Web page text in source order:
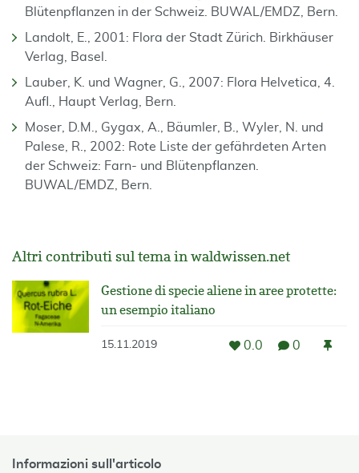
Blütenpflanzen in der Schweiz. BUWAL/EMDZ, Bern.
Landolt, E., 2001: Flora der Stadt Zürich. Birkhäuser
Verlag, Basel.
Lauber, K. und Wagner, G., 2007: Flora Helvetica, 4.
Aufl., Haupt Verlag, Bern.
Moser, D.M., Gygax, A., Bäumler, B., Wyler, N. und
Palese, R., 2002: Rote Liste der gefährdeten Arten
der Schweiz: Farn- und Blütenpflanzen.
BUWAL/EMDZ, Bern.
Altri contributi sul tema in waldwissen.net
Gestione di specie aliene in aree protette:
un esempio italiano
15.11.2019 0.0 0
Informazioni sull'articolo